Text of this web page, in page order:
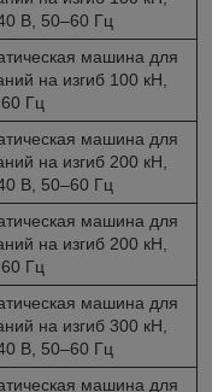
В, 50–60 Гц
машина для
на изгиб 100 кН,
Гц
машина для
на изгиб 200 кН,
В, 50–60 Гц
машина для
на изгиб 200 кН,
Гц
машина для
на изгиб 300 кН,
В, 50–60 Гц
машина для